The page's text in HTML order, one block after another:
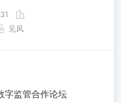
见风
字监管合作论坛